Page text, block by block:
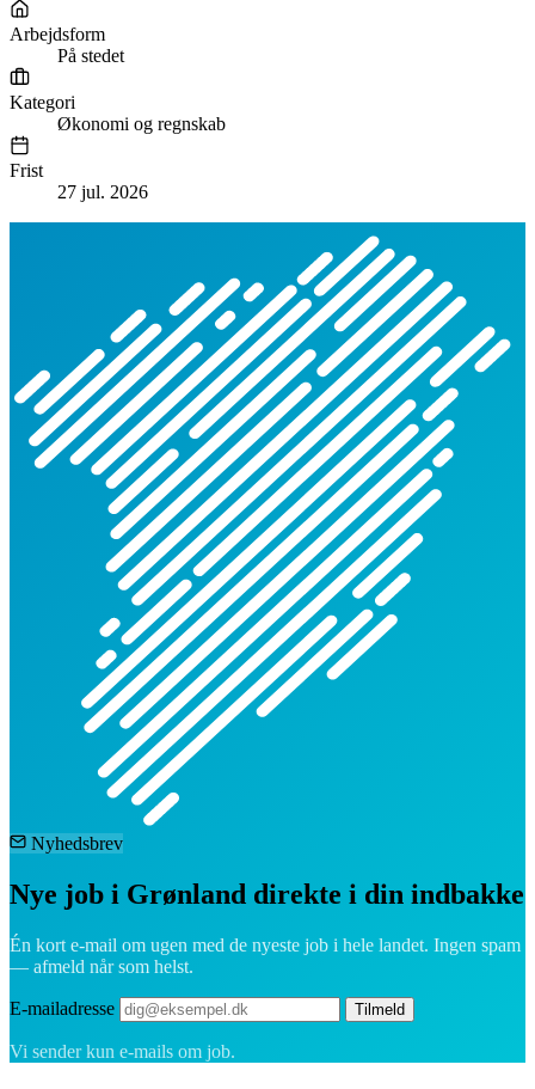
Arbejdsform
På stedet
Kategori
Økonomi og regnskab
Frist
27 jul. 2026
Nyhedsbrev
Nye job i Grønland direkte i din indbakke
Én kort e-mail om ugen med de nyeste job i hele landet. Ingen spam
— afmeld når som helst.
E-mailadresse Tilmeld
Vi sender kun e-mails om job.